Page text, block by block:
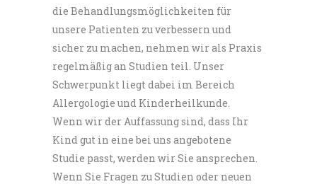
können:
Staatsinstitut für Frühpädagogik –
Informationen zu 2-sprachig
aufwachsenden Kindern:
https://www.ifp.bayern.de/veroeffentlichungen/
Verzeichnis aller Selbsthilfegruppen in
die Behandlungsmöglichkeiten für
unsere Patienten zu verbessern und
sicher zu machen, nehmen wir als Praxis
regelmäßig an Studien teil. Unser
Schwerpunkt liegt dabei im Bereich
Allergologie und Kinderheilkunde.
Wenn wir der Auffassung sind, dass Ihr
Kind gut in eine bei uns angebotene
Studie passt, werden wir Sie ansprechen.
Wenn Sie Fragen zu Studien oder neuen